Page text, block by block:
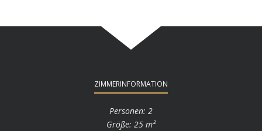
ZIMMERINFORMATION
Personen: 2
Größe: 25 m²